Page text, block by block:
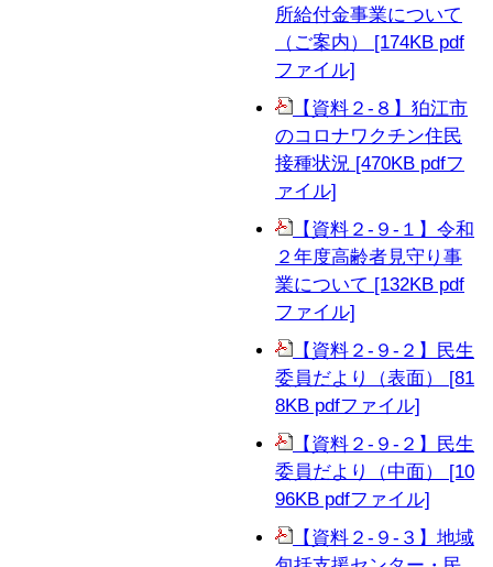
所給付金事業について
（ご案内） [174KB pdf
ファイル]
【資料２-８】狛江市
のコロナワクチン住民
接種状況 [470KB pdfフ
ァイル]
【資料２-９-１】令和
２年度高齢者見守り事
業について [132KB pdf
ファイル]
【資料２-９-２】民生
委員だより（表面） [81
8KB pdfファイル]
【資料２-９-２】民生
委員だより（中面） [10
96KB pdfファイル]
【資料２-９-３】地域